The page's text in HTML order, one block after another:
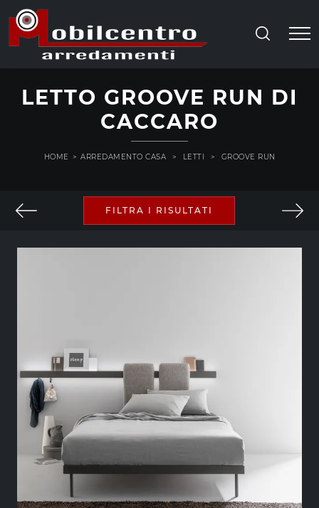
LETTO GROOVE RUN DI
CACCARO
HOME > ARREDAMENTO CASA > LETTI > GROOVE RUN
FILTRA I RISULTATI